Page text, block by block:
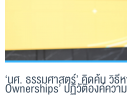
‘นศ. ธรรมศาสตร์’ คิดค้น วิธี
Ownerships’ ปฏิวัติองค์คว